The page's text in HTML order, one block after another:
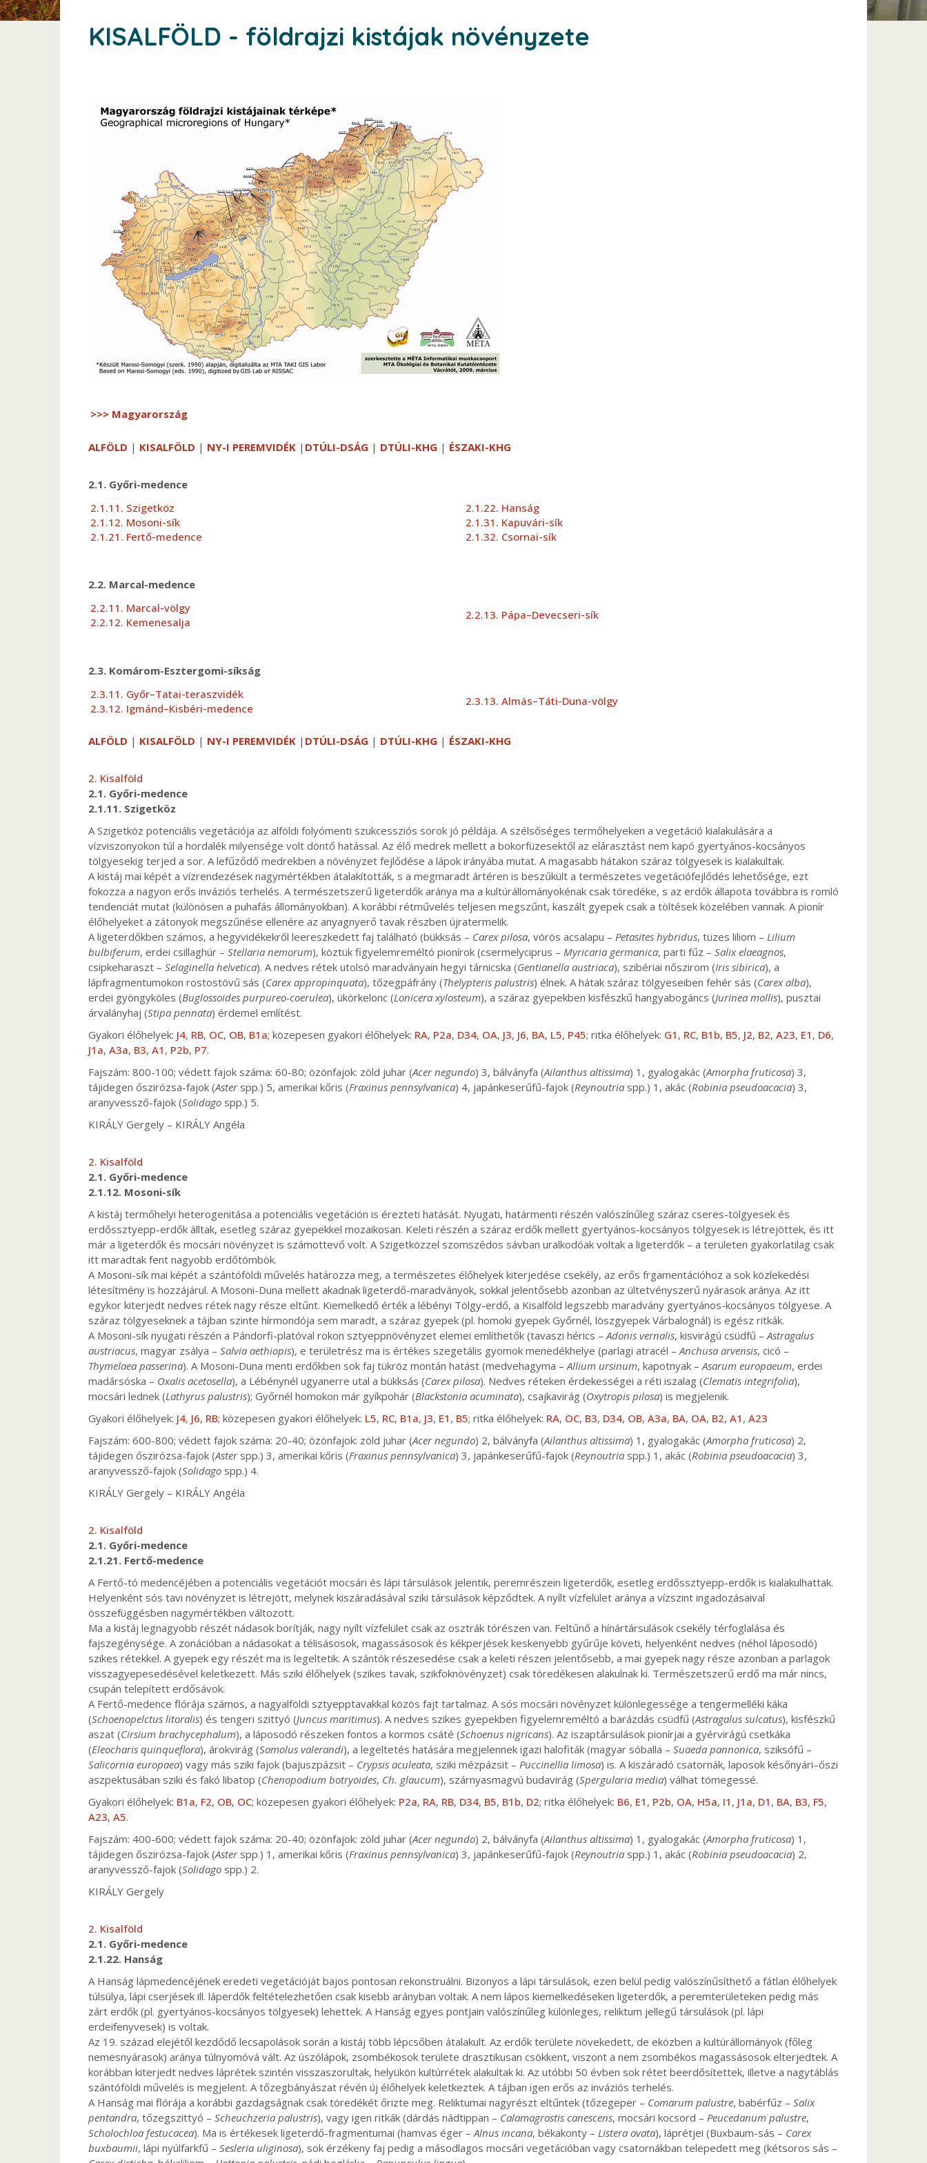
KISALFÖLD - földrajzi kistájak növényzete
>>> Magyarország
ALFÖLD | KISALFÖLD | NY-I PEREMVIDÉK | DTÚLI-DSÁG | DTÚLI-KHG | ÉSZAKI-KHG
2.1. Győri-medence
2.1.11. Szigetköz
2.1.12. Mosoni-sík
2.1.21. Fertő-medence
2.1.22. Hanság
2.1.31. Kapuvári-sík
2.1.32. Csornai-sík
2.2. Marcal-medence
2.2.11. Marcal-völgy
2.2.12. Kemenesalja
2.2.13. Pápa–Devecseri-sík
2.3. Komárom-Esztergomi-síkság
2.3.11. Győr–Tatai-teraszvidék
2.3.12. Igmánd–Kisbéri-medence
2.3.13. Almás–Táti-Duna-völgy
ALFÖLD | KISALFÖLD | NY-I PEREMVIDÉK | DTÚLI-DSÁG | DTÚLI-KHG | ÉSZAKI-KHG
2. Kisalföld
2.1. Győri-medence
2.1.11. Szigetköz
A Szigetköz potenciális vegetációja az alföldi folyómenti szukcessziós sorok jó példája. A szélsőséges termőhelyeken a vegetáció kialakulására a
vízviszonyokon túl a hordalék milyensége volt döntő hatással. Az élő medrek mellett a bokorfüzesektől az elárasztást nem kapó gyertyános-kocsányos
tölgyesekig terjed a sor. A lefűződő medrekben a növényzet fejlődése a lápok irányába mutat. A magasabb hátakon száraz tölgyesek is kialakultak.
A kistáj mai képét a vízrendezések nagymértékben átalakították, s a megmaradt ártéren is beszűkült a természetes vegetációfejlődés lehetősége, ezt
fokozza a nagyon erős inváziós terhelés. A természetszerű ligeterdők aránya ma a kultúrállományokénak csak töredéke, s az erdők állapota továbbra is romló
tendenciát mutat (különösen a puhafás állományokban). A korábbi rétművelés teljesen megszűnt, kaszált gyepek csak a töltések közelében vannak. A pionír
élőhelyeket a zátonyok megszűnése ellenére az anyagnyerő tavak részben újratermelik.
A ligeterdőkben számos, a hegyvidékekről leereszkedett faj található (bükksás – Carex pilosa, vörös acsalapu – Petasites hybridus, tüzes liliom – Lilium
bulbiferum, erdei csillaghúr – Stellaria nemorum), köztük figyelemreméltó pionírok (csermelyciprus – Myricaria germanica, parti fűz – Salix elaeagnos,
csipkeharaszt – Selaginella helvetica). A nedves rétek utolsó maradványain hegyi tárnicska (Gentianella austriaca), szibériai nőszirom (Iris sibirica), a
lápfragmentumokon rostostövű sás (Carex appropinquata), tőzegpáfrány (Thelypteris palustris) élnek. A hátak száraz tölgyeseiben fehér sás (Carex alba),
erdei gyöngyköles (Buglossoides purpureo-coerulea), ükörkelonc (Lonicera xylosteum), a száraz gyepekben kisfészkű hangyabogáncs (Jurinea mollis), pusztai
árvalányhaj (Stipa pennata) érdemel említést.
Gyakori élőhelyek: J4, RB, OC, OB, B1a; közepesen gyakori élőhelyek: RA, P2a, D34, OA, J3, J6, BA, L5, P45; ritka élőhelyek: G1 , RC, B1b, B5, J2, B2, A23, E1 , D6,
J1a, A3a, B3, A1 , P2b, P7.
Fajszám: 800-100; védett fajok száma: 60-80; özönfajok: zöld juhar (Acer negundo) 3, bálványfa (Ailanthus altissima) 1, gyalogakác (Amorpha fruticosa) 3,
tájidegen őszirózsa-fajok (Asterspp.) 5, amerikai kőris (Fraxinus pennsylvanica) 4, japánkeserűfű-fajok (Reynoutria spp.) 1, akác (Robinia pseudoacacia) 3,
aranyvessző-fajok (Solidago spp.) 5.
KIRÁLY Gergely – KIRÁLY Angéla
2. Kisalföld
2.1. Győri-medence
2.1.12. Mosoni-sík
A kistáj termőhelyi heterogenitása a potenciális vegetáción is érezteti hatását. Nyugati, határmenti részén valószínűleg száraz cseres-tölgyesek és
erdőssztyepp-erdők álltak, esetleg száraz gyepekkel mozaikosan. Keleti részén a száraz erdők mellett gyertyános-kocsányos tölgyesek is létrejöttek, és itt
már a ligeterdők és mocsári növényzet is számottevő volt. A Szigetközzel szomszédos sávban uralkodóak voltak a ligeterdők – a területen gyakorlatilag csak
itt maradtak fent nagyobb erdőtömbök.
A Mosoni-sík mai képét a szántóföldi művelés határozza meg, a természetes élőhelyek kiterjedése csekély, az erős frgamentációhoz a sok közlekedési
létesítmény is hozzájárul. A Mosoni-Duna mellett akadnak ligeterdő-maradványok, sokkal jelentősebb azonban az ültetvényszerű nyárasok aránya. Az itt
egykor kiterjedt nedves rétek nagy része eltűnt. Kiemelkedő érték a lébényi Tölgy-erdő, a Kisalföld legszebb maradvány gyertyános-kocsányos tölgyese. A
száraz tölgyeseknek a tájban szinte hírmondója sem maradt, a száraz gyepek (pl. homoki gyepek Győrnél, löszgyepek Várbalognál) is egész ritkák.
A Mosoni-sík nyugati részén a Pándorfi-platóval rokon sztyeppnövényzet elemei említhetők (tavaszi hérics –Adonis vernalis, kisvirágú csüdfű –Astragalus
austriacus, magyar zsálya – Salvia aethiopis), e területrész ma is értékes szegetális gyomok menedékhelye (parlagi atracél –Anchusa arvensis, cicó –
Thymelaea passerina). A Mosoni-Duna menti erdőkben sok faj tükröz montán hatást (medvehagyma –Allium ursinum, kapotnyak –Asarum europaeum, erdei
madársóska – Oxalis acetosella), a Lébénynél ugyanerre utal a bükksás (Carex pilosa). Nedves réteken érdekességei a réti iszalag (Clematis integrifolia),
mocsári lednek (Lathyrus palustris); Győrnél homokon már gyíkpohár (Blackstonia acuminata), csajkavirág (Oxytropis pilosa) is megjelenik.
Gyakori élőhelyek: J4, J6, RB; közepesen gyakori élőhelyek: L5, RC, B1a, J3, E1 , B5; ritka élőhelyek: RA, OC, B3, D34, OB, A3a, BA, OA, B2, A1 , A23
Fajszám: 600-800; védett fajok száma: 20-40; özönfajok: zöld juhar (Acer negundo) 2, bálványfa (Ailanthus altissima) 1, gyalogakác (Amorpha fruticosa) 2,
tájidegen őszirózsa-fajok (Asterspp.) 3, amerikai kőris (Fraxinus pennsylvanica) 3, japánkeserűfű-fajok (Reynoutria spp.) 1, akác (Robinia pseudoacacia) 3,
aranyvessző-fajok (Solidago spp.) 4.
KIRÁLY Gergely – KIRÁLY Angéla
2. Kisalföld
2.1. Győri-medence
2.1.21. Fertő-medence
A Fertő-tó medencéjében a potenciális vegetációt mocsári és lápi társulások jelentik, peremrészein ligeterdők, esetleg erdőssztyepp-erdők is kialakulhattak.
Helyenként sós tavi növényzet is létrejött, melynek kiszáradásával sziki társulások képződtek. A nyílt vízfelület aránya a vízszint ingadozásaival
összefüggésben nagymértékben változott.
Ma a kistáj legnagyobb részét nádasok borítják, nagy nyílt vízfelület csak az osztrák tórészen van. Feltűnő a hínártársulások csekély térfoglalása és
fajszegénysége. A zonációban a nádasokat a télisásosok, magassásosok és kékperjések keskenyebb gyűrűje követi, helyenként nedves (néhol láposodó)
szikes rétekkel. A gyepek egy részét ma is legeltetik. A szántók részesedése csak a keleti részen jelentősebb, a mai gyepek nagy része azonban a parlagok
visszagyepesedésével keletkezett. Más sziki élőhelyek (szikes tavak, szikfoknövényzet) csak töredékesen alakulnak ki. Természetszerű erdő ma már nincs,
csupán telepített erdősávok.
A Fertő-medence flórája számos, a nagyalföldi sztyepptavakkal közös fajt tartalmaz. A sós mocsári növényzet különlegessége a tengermelléki káka
(Schoenopelctus litoralis) és tengeri szittyó (Juncus maritimus). A nedves szikes gyepekben figyelemreméltó a barázdás csüdfű (Astragalus sulcatus), kisfészkű
aszat (Cirsium brachycephalum), a láposodó részeken fontos a kormos csáté (Schoenus nigricans). Az iszaptársulások pionírjai a gyérvirágú csetkáka
(Eleocharis quinqueflora), árokvirág (Samolus valerandi), a legeltetés hatására megjelennek igazi halofiták (magyar sóballa – Suaeda pannonica, sziksófű –
Salicornia europaea) vagy más sziki fajok (bajuszpázsit – Crypsis aculeata, sziki mézpázsit – Puccinellia limosa) is. A kiszáradó csatornák, laposok későnyári–őszi
aszpektusában sziki és fakó libatop (Chenopodium botryoides, Ch. glaucum), szárnyasmagvú budavirág (Spergularia media) válhat tömegessé.
Gyakori élőhelyek: B1a, F2, OB, OC; közepesen gyakori élőhelyek: P2a, RA, RB, D34, B5, B1b, D2; ritka élőhelyek: B6, E1 , P2b, OA, H5a, I1 , J1a, D1 , BA, B3, F5,
A23, A5.
Fajszám: 400-600; védett fajok száma: 20-40; özönfajok: zöld juhar (Acer negundo) 2, bálványfa (Ailanthus altissima) 1, gyalogakác (Amorpha fruticosa) 1,
tájidegen őszirózsa-fajok (Asterspp.) 1, amerikai kőris (Fraxinus pennsylvanica) 3, japánkeserűfű-fajok (Reynoutria spp.) 1, akác (Robinia pseudoacacia) 2,
aranyvessző-fajok (Solidago spp.) 2.
KIRÁLY Gergely
2. Kisalföld
2.1. Győri-medence
2.1.22. Hanság
A Hanság lápmedencéjének eredeti vegetációját bajos pontosan rekonstruálni. Bizonyos a lápi társulások, ezen belül pedig valószínűsíthető a fátlan élőhelyek
túlsúlya, lápi cserjések ill. láperdők feltételezhetően csak kisebb arányban voltak. A nem lápos kiemelkedéseken ligeterdők, a peremterületeken pedig más
zárt erdők (pl. gyertyános-kocsányos tölgyesek) lehettek. A Hanság egyes pontjain valószínűleg különleges, reliktum jellegű társulások (pl. lápi
erdeifenyvesek) is voltak.
Az 19. század elejétől kezdődő lecsapolások során a kistáj több lépcsőben átalakult. Az erdők területe növekedett, de eközben a kultúrállományok (főleg
nemesnyárasok) aránya túlnyomóvá vált. Az úszólápok, zsombékosok területe drasztikusan csökkent, viszont a nem zsombékos magassásosok elterjedtek. A
korábban kiterjedt nedves láprétek szintén visszaszorultak, helyükön kultúrrétek alakultak ki. Az utóbbi 50 évben sok rétet beerdősítettek, illetve a nagytáblás
szántóföldi művelés is megjelent. A tőzegbányászat révén új élőhelyek keletkeztek. A tájban igen erős az inváziós terhelés.
A Hanság mai flórája a korábbi gazdagságnak csak töredékét őrizte meg. Reliktumai nagyrészt eltűntek (tőzegeper – Comarum palustre, babérfűz – Salix
pentandra, tőzegszittyó – Scheuchzeria palustris), vagy igen ritkák (dárdás nádtippan – Calamagrostis canescens, mocsári kocsord – Peucedanum palustre,
Scholochloa festucacea). Ma is értékesek ligeterdő-fragmentumai (hamvas éger –Alnus incana, békakonty – Listera ovata), láprétjei (Buxbaum-sás – Carex
buxbaumii, lápi nyúlfarkfű – Sesleria uliginosa), sok érzékeny faj pedig a másodlagos mocsári vegetációban vagy csatornákban telepedett meg (kétsoros sás –